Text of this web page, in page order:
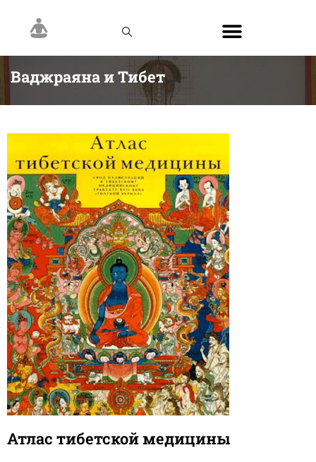
Ваджраяна и Тибет
Атлас тибетской медицины